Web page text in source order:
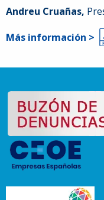
Andreu Cruañas,
Más información >